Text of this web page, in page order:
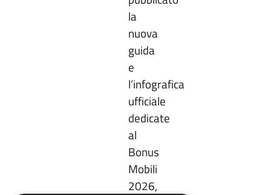
la
nuova
guida
e
l’infografica
ufficiale
dedicate
al
Bonus
Mobili
2026,